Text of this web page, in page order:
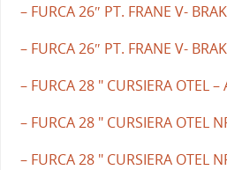
– FURCA 26″ PT. FRANE V-
– FURCA 26″ PT. FRANE V-
– FURCA 28 " CURSIERA OTEL –
– FURCA 28 " CURSIERA OTEL
– FURCA 28 " CURSIERA OTEL